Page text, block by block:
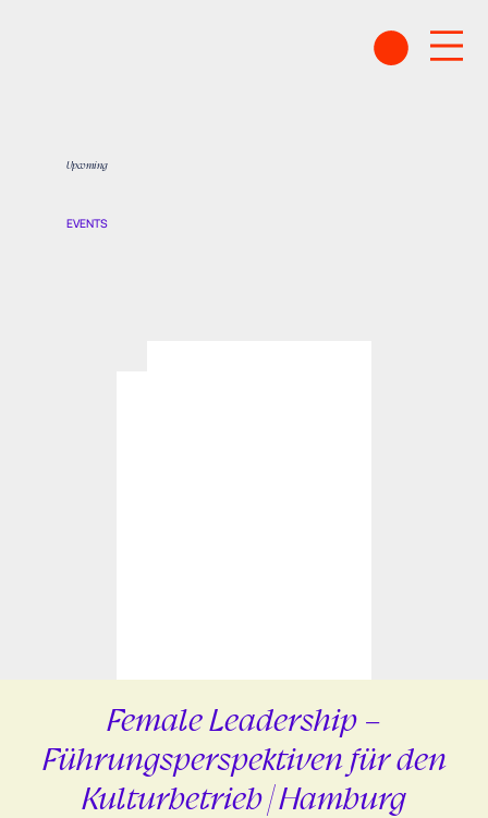
EVENTS
Upcoming
Female Leadership –
Führungsperspektiven für den
Kulturbetrieb | Hamburg